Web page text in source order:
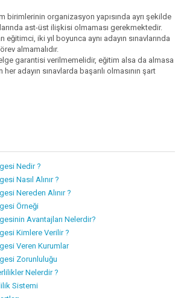
birimlerinin organizasyon yapısında ayrı şekilde
ast-üst ilişkisi olmaması gerekmektedir.
eğitimci, iki yıl boyunca aynı adayın sınavlarında
almamalıdır.
garantisi verilmemelidir, eğitim alsa da almasa
adayın sınavlarda başarılı olmasının şart
Nedir ?
Nasıl Alınır ?
Nereden Alınır ?
Örneği
Avantajları Nelerdir?
Kimlere Verilir ?
Veren Kurumlar
Zorunluluğu
Nelerdir ?
Sistemi